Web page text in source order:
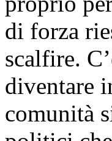
di forza
scalfire.
diventare
comunità